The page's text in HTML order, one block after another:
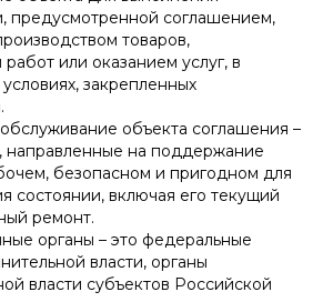
предусмотренной соглашением,
товаров,
или оказанием услуг, в
закрепленных
объекта соглашения –
направленные на поддержание
безопасном и пригодном для
состоянии, включая его текущий
ремонт.
органы – это федеральные
власти, органы
власти субъектов Российской